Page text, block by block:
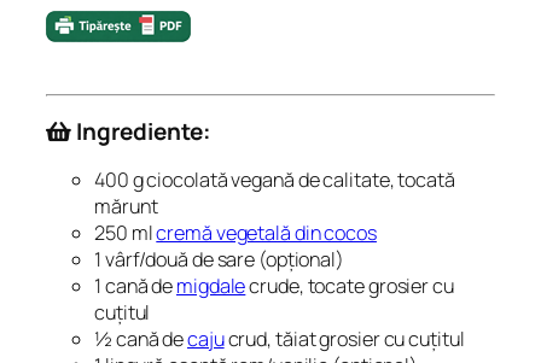
Ingrediente:
400 g ciocolată vegană de calitate, tocată
mărunt
250 mlcremă vegetală din cocos
1 vârf/două de sare (opțional)
1 cană demigdalecrude, tocate grosier cu
cuțitul
½ cană decajucrud, tăiat grosier cu cuțitul